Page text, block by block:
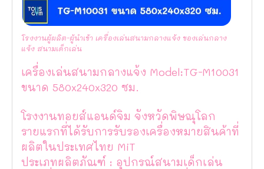
โรงงานผู้ผลิต-ผู้นำเข้า เครื่องเล่นสนามกลางแจ้ง ของเล่นกลาง
แจ้ง สนามเด็กเล่น
เครื่องเล่นสนามกลางแจ้ง Model:TG-M10031
ขนาด 580x240x320 ซม.
โรงงานทอยส์แอนด์จิม จังหวัดพิษณุโลก
รายแรกที่ได้รับการรับรองเครื่องหมายสินค้าที่
ผลิตในประเทศไทย MiT
ประเภทผลิตภัณฑ์ : อุปกรณ์สนามเด็กเล่น